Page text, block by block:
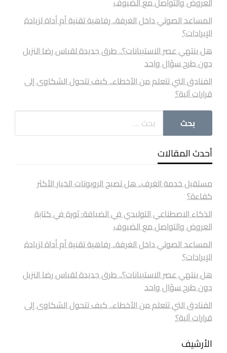
المساعد الصوتي داخل الغرفة.. رفاهية تقنية أم أداة لزيادة
الإيرادات؟
هل ينتهي عصر الاستبيانات؟.. طرق جديدة لقياس رضا النزيل
دون طرح سؤال واحد
الفنادق التي تتعلم من الأخطاء.. كيف تتحول الشكاوى إلى
قرارات آلية؟
أحدث المقالات
مستقبل خدمة الغرف.. هل تصبح الروبوتات الخيار الأكثر
كفاءة؟
الذكاء الاصطناعي التوليدي في الضيافة: ثورة في كتابة
العروض والتواصل مع الضيوف
المساعد الصوتي داخل الغرفة.. رفاهية تقنية أم أداة لزيادة
الإيرادات؟
هل ينتهي عصر الاستبيانات؟.. طرق جديدة لقياس رضا النزيل
دون طرح سؤال واحد
الفنادق التي تتعلم من الأخطاء.. كيف تتحول الشكاوى إلى
قرارات آلية؟
الأرشيف